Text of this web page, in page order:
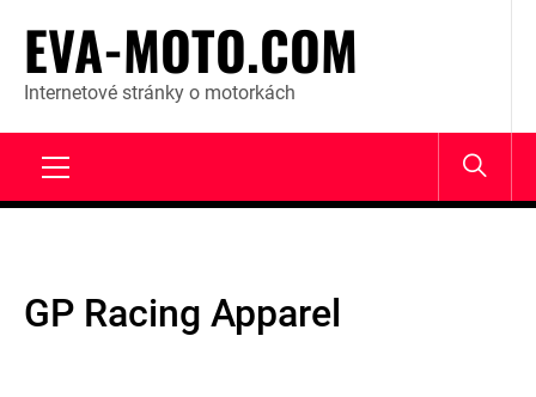
content
EVA-MOTO.COM
Internetové stránky o motorkách
GP Racing Apparel